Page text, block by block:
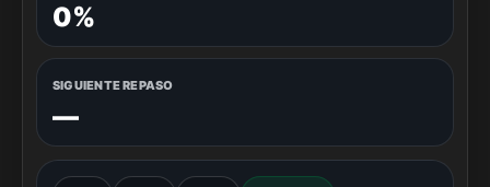
0%
SIGUIENTE REPASO
—